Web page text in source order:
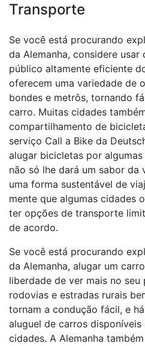
Transporte
Se você está procurando
da Alemanha, considere
público altamente eficiente
oferecem uma variedade de
bondes e metrôs, tornando
carro. Muitas cidades
compartilhamento de
serviço Call a Bike da
alugar bicicletas por
não só lhe dará um sabor da
uma forma sustentável de
mente que algumas cidades
ter opções de transporte
de acordo.
Se você está procurando
da Alemanha, alugar um
liberdade de ver mais no
rodovias e estradas rurais
tornam a condução fácil, e
aluguel de carros
cidades. A Alemanha